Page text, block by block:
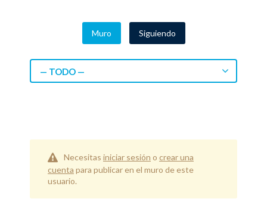
Muro Siguiendo
— TODO —
Necesitas iniciar sesión o crear una
cuenta para publicar en el muro de este
usuario.